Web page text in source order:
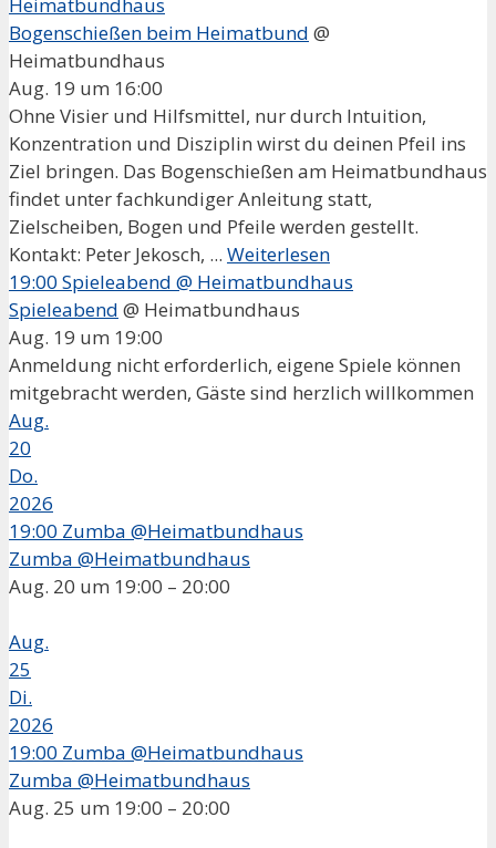
Bogenschießen beim Heimatbund @
Heimatbundhaus
Aug. 19 um 16:00
Ohne Visier und Hilfsmittel, nur durch Intuition,
Konzentration und Disziplin wirst du deinen Pfeil ins
Ziel bringen. Das Bogenschießen am Heimatbundhaus
findet unter fachkundiger Anleitung statt,
Zielscheiben, Bogen und Pfeile werden gestellt.
Kontakt: Peter Jekosch, ... Weiterlesen
19:00 Spieleabend @ Heimatbundhaus
Spieleabend @ Heimatbundhaus
Aug. 19 um 19:00
Anmeldung nicht erforderlich, eigene Spiele können
mitgebracht werden, Gäste sind herzlich willkommen
Aug.
20
Do.
2026
19:00 Zumba @Heimatbundhaus
Zumba @Heimatbundhaus
Aug. 20 um 19:00 – 20:00
Aug.
25
Di.
2026
19:00 Zumba @Heimatbundhaus
Zumba @Heimatbundhaus
Aug. 25 um 19:00 – 20:00